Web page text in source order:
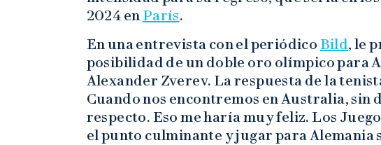
2024 enParís.
En una entrevista con el periódico Bild, le
posibilidad de un doble oro olímpico para
Alexander Zverev. La respuesta de la
Cuando nos encontremos en Australia, sin
respecto. Eso me haría muy feliz. Los
el punto culminante y jugar para Alemania